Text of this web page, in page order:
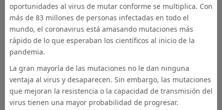
oportunidades al virus de mutar conforme se multiplica. Con
más de 83 millones de personas infectadas en todo el
mundo, el coronavirus está amasando mutaciones más
rápido de lo que esperaban los científicos al inicio de la
pandemia.
La gran mayoría de las mutaciones no le dan ninguna
ventaja al virus y desaparecen. Sin embargo, las mutaciones
que mejoran la resistencia o la capacidad de transmisión del
virus tienen una mayor probabilidad de progresar.